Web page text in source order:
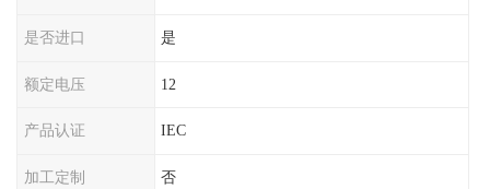
是否进口 是
额定电压 12
产品认证 IEC
加工定制 否